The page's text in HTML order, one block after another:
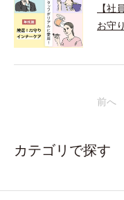
【社
お守
前へ
カテゴリで探す